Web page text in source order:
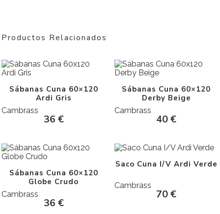
Productos Relacionados
Sábanas Cuna 60×120
Ardi Gris
Cambrass
36 €
Sábanas Cuna 60×120
Derby Beige
Cambrass
40€
Sábanas Cuna 60×120
Globe Crudo
Cambrass
36 €
Saco Cuna I/V Ardi Verde
Cambrass
70€